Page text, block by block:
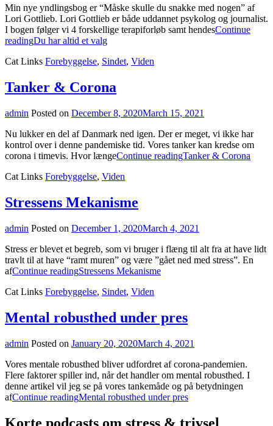
Min nye yndlingsbog er “Måske skulle du snakke med nogen” af
Lori Gottlieb. Lori Gottlieb er både uddannet psykolog og journalist.
I bogen følger vi 4 forskellige terapiforløb samt hendesContinue
readingDu har altid et valg
Cat Links Forebyggelse, Sindet, Viden
Tanker & Corona
admin Posted on December 8, 2020March 15, 2021
Nu lukker en del af Danmark ned igen. Der er meget, vi ikke har
kontrol over i denne pandemiske tid. Vores tanker kan kredse om
corona i timevis. Hvor længeContinue readingTanker & Corona
Cat Links Forebyggelse, Viden
Stressens Mekanisme
admin Posted on December 1, 2020March 4, 2021
Stress er blevet et begreb, som vi bruger i flæng til alt fra at have lidt
travlt til at have “ramt muren” og være ”gået ned med stress”. En
afContinue readingStressens Mekanisme
Cat Links Forebyggelse, Sindet, Viden
Mental robusthed under pres
admin Posted on January 20, 2020March 4, 2021
Vores mentale robusthed bliver udfordret af corona-pandemien.
Flere faktorer spiller ind, når det handler om mental robusthed. I
denne artikel vil jeg se på vores tankemåde og på betydningen
afContinue readingMental robusthed under pres
Korte podcasts om stress & trivsel